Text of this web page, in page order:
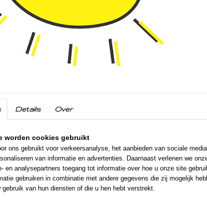
Zakje wanderlust loopwol, 10 gram. Wanderlust
natuurlijk en afbreekbaar product van Limburgse
herderin Janine (bekend van het programma boer
Epen. De loopwol gebruik je onder andere voor een
als je gaat sporten, wanneer je last hebt van blaren
in de winter last hebt van wintertenen of een kapotte
wanderlust loopwol is een ideaal product voor de
zeker ook voor de vierdaagse loper. Afkomstig van
Pakje Limburgse knapkoek, 4 koekjes. Ambachtelijk
Bakkerij Schreurs uit Swalmen. Deze lekkernij is
Midden-Limburg. Knapkook werd vroeger gemaakt
dat overbleef bij het vlaaibakken. Dit restje werd dun
boter bestreken en soms met wat suiker bestrooid.
het samen met de vlaaien gebakken. Zo ontstond
brak of knapte: “Knapkook”.
Groete oet limburg chocolade reep. Deze heerlijke
Details Over
worden cookies gebruikt
ons gebruikt voor verkeersanalyse, het aanbieden van sociale
van informatie en advertenties. Daarnaast verlenen we
en analysepartners toegang tot informatie over hoe u onze site
gebruiken in combinatie met andere gegevens die zij mogelijk
gebruik van hun diensten of die u hen hebt verstrekt.